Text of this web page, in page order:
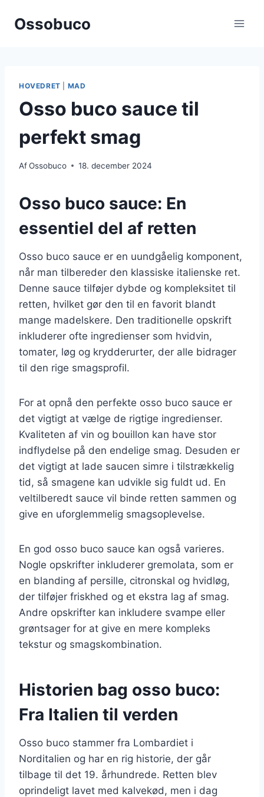
Ossobuco
HOVEDRET MAD
Osso buco sauce til
perfekt smag
AfOssobuco 18. december 2024
Osso buco sauce: En
essentiel del af retten
Osso buco sauce er en uundgåelig komponent,
når man tilbereder den klassiske italienske ret.
Denne sauce tilføjer dybde og kompleksitet til
retten, hvilket gør den til en favorit blandt
mange madelskere. Den traditionelle opskrift
inkluderer ofte ingredienser som hvidvin,
tomater, løg og krydderurter, der alle bidrager
til den rige smagsprofil.
For at opnå den perfekte osso buco sauce er
det vigtigt at vælge de rigtige ingredienser.
Kvaliteten af vin og bouillon kan have stor
indflydelse på den endelige smag. Desuden er
det vigtigt at lade saucen simre i tilstrækkelig
tid, så smagene kan udvikle sig fuldt ud. En
veltilberedt sauce vil binde retten sammen og
give en uforglemmelig smagsoplevelse.
En god osso buco sauce kan også varieres.
Nogle opskrifter inkluderer gremolata, som er
en blanding af persille, citronskal og hvidløg,
der tilføjer friskhed og et ekstra lag af smag.
Andre opskrifter kan inkludere svampe eller
grøntsager for at give en mere kompleks
tekstur og smagskombination.
Historien bag osso buco:
Fra Italien til verden
Osso buco stammer fra Lombardiet i
Norditalien og har en rig historie, der går
tilbage til det 19. århundrede. Retten blev
oprindeligt lavet med kalvekød, men i dag